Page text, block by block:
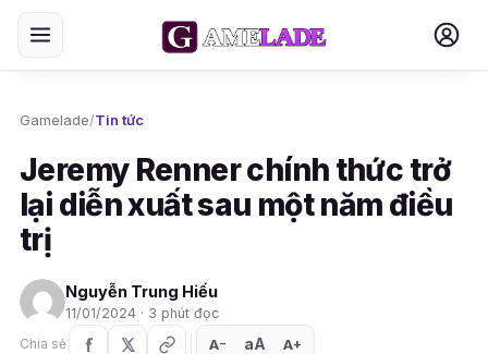
Gamelade/Tin tức
Jeremy Renner chính thức trở
lại diễn xuất sau một năm điều
trị
Nguyễn Trung Hiếu
11/01/2024 · 3 phút đọc
Chia sẻ
A− aA A+